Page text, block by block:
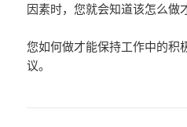
因素时，您就会知道该怎么做
您如何做才能保持工作中的积
议。